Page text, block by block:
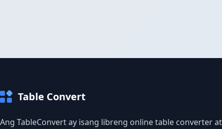
Table Convert
Ang TableConvert ay isang libreng online table converter at